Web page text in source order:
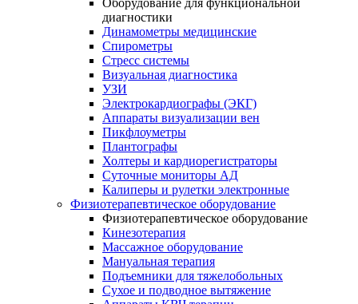
Оборудование для функциональной
диагностики
Динамометры медицинские
Спирометры
Стресс системы
Визуальная диагностика
УЗИ
Электрокардиографы (ЭКГ)
Аппараты визуализации вен
Пикфлоуметры
Плантографы
Холтеры и кардиорегистраторы
Суточные мониторы АД
Калиперы и рулетки электронные
Физиотерапевтическое оборудование
Физиотерапевтическое оборудование
Кинезотерапия
Массажное оборудование
Мануальная терапия
Подъемники для тяжелобольных
Сухое и подводное вытяжение